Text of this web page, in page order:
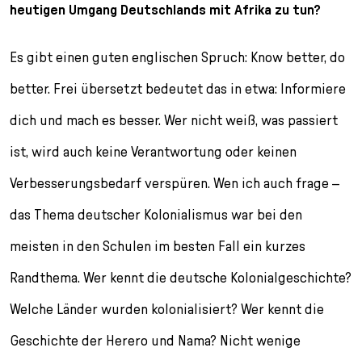
heutigen Umgang Deutschlands mit Afrika zu tun?
Es gibt einen guten englischen Spruch: Know better, do
better. Frei übersetzt bedeutet das in etwa: Informiere
dich und mach es besser. Wer nicht weiß, was passiert
ist, wird auch keine Verantwortung oder keinen
Verbesserungsbedarf verspüren. Wen ich auch frage –
das Thema deutscher Kolonialismus war bei den
meisten in den Schulen im besten Fall ein kurzes
Randthema. Wer kennt die deutsche Kolonialgeschichte?
Welche Länder wurden kolonialisiert? Wer kennt die
Geschichte der Herero und Nama? Nicht wenige